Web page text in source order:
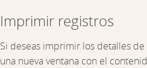
Imprimir registros
Si deseas imprimir los detalles
una nueva ventana con el